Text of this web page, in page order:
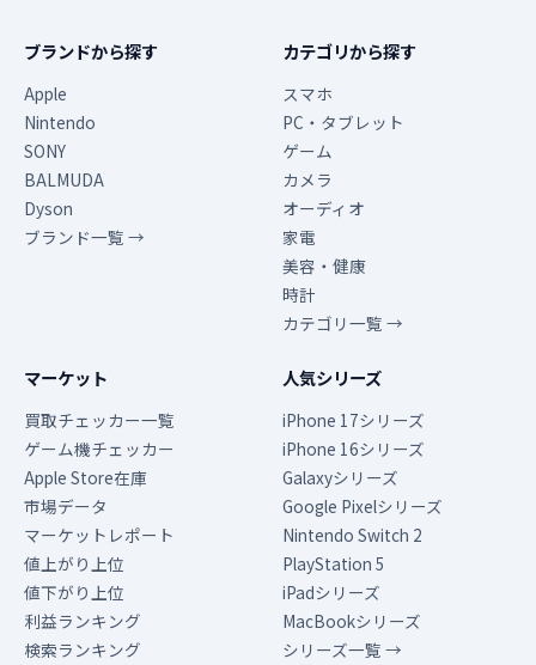
ブランドから探す
Apple
Nintendo
SONY
BALMUDA
Dyson
ブランド一覧 →
カテゴリから探す
スマホ
PC・タブレット
ゲーム
カメラ
オーディオ
家電
美容・健康
時計
カテゴリ一覧 →
マーケット
買取チェッカー一覧
ゲーム機チェッカー
Apple Store在庫
市場データ
マーケットレポート
値上がり上位
値下がり上位
利益ランキング
検索ランキング
人気シリーズ
iPhone 17シリーズ
iPhone 16シリーズ
Galaxyシリーズ
Google Pixelシリーズ
Nintendo Switch 2
PlayStation 5
iPadシリーズ
MacBookシリーズ
シリーズ一覧 →